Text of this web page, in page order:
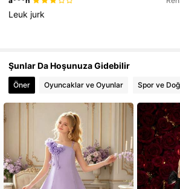
4,82
4,82 128K Takipçiler
Leuk jurk
Şunlar Da Hoşunuza Gidebilir
Öner Oyuncaklar ve Oyunlar Spor ve